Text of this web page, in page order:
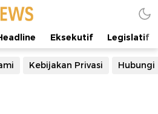
Eksekutif Legislatif
Kebijakan Privasi Hubungi